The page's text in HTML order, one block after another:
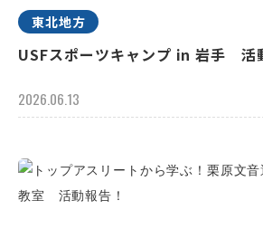
東北地方
USFスポーツキャンプ in 岩手 活
2026.06.13